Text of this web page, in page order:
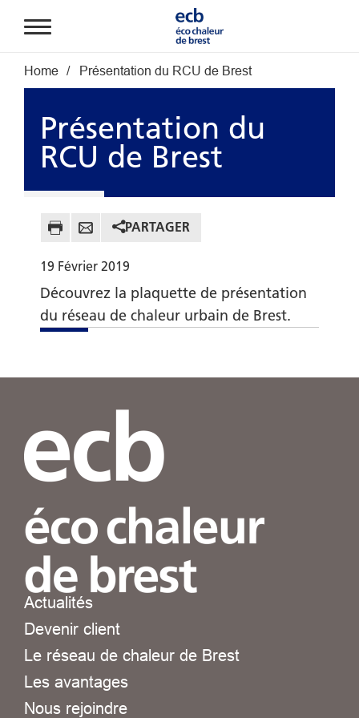
Fil d'Ariane
Home Présentation du RCU de Brest
Présentation du
RCU de Brest
PARTAGER
19 Février 2019
Découvrez la plaquette de présentation
du réseau de chaleur urbain de Brest.
Actualités
Devenir client
Le réseau de chaleur de Brest
Les avantages
Nous rejoindre